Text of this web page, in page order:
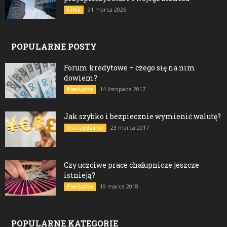
Firma 31 marca 2026
POPULARNE POSTY
Forum kredytowe – czego się na nim
dowiem?
Pieniądze 14 listopada 2017
Jak szybko i bezpiecznie wymienić walutę?
Oszczędzanie 23 marca 2017
Czy uczciwe prace chałupnicze jeszcze
istnieją?
Pieniądze 19 marca 2018
POPULARNE KATEGORIE